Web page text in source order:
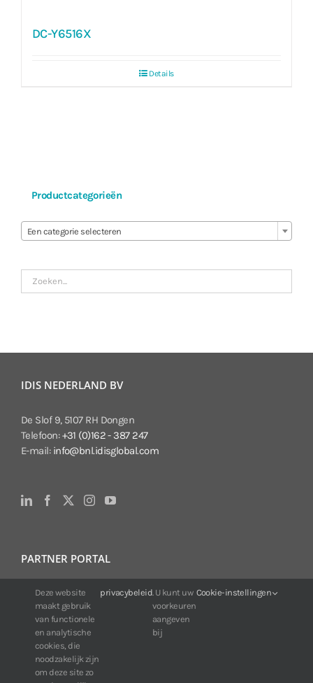
DC-Y6516X
Details
Productcategorieën
Een categorie selecteren
IDIS NEDERLAND BV
De Slof 9, 5107 RH Dongen
Telefoon:+31 (0)162 - 387 247
E-mail: info@bnl.idisglobal.com
PARTNER PORTAL
Voor klanten van IDIS:
24/7 beschikbaarheid, altijd en overal.
Web:https://portal.idisglobal.solutions
TOP DOWNLOADS
Deze website
maakt gebruik
van functionele
en analytische
cookies, die
noodzakelijk zijn
om deze site zo
privacybeleid. U kunt uw
voorkeuren
aangeven
bij
Cookie-instellingen